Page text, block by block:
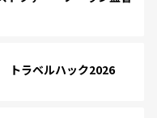
トラベルハック2026